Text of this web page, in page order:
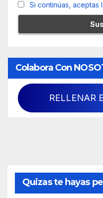
Si continúas, aceptas
Colabora Con
RELLENAR
Quizas te hayas